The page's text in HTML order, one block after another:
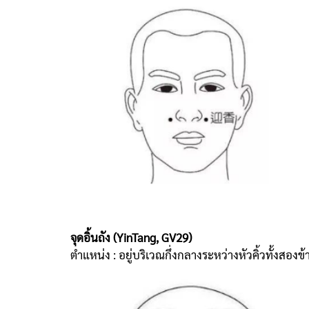
จุดอิ้นถัง (YinTang, GV29)
ตำแหน่ง : อยู่บริเวณกึ่งกลางระหว่างหัวคิ้วทั้งสองข้